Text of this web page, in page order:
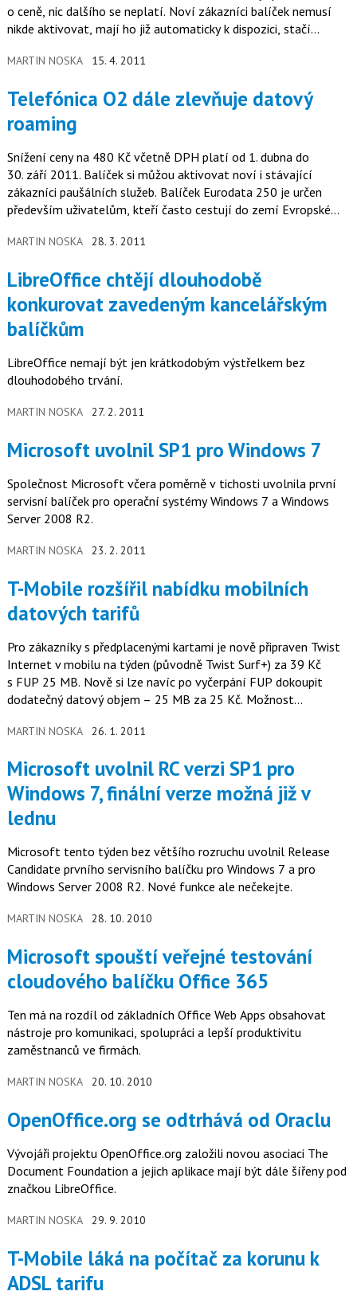
o ceně, nic dalšího se neplatí. Noví zákazníci balíček nemusí
nikde aktivovat, mají ho již automaticky k dispozici, stačí
MARTIN NOSKA 15. 4. 2011
Telefónica O2 dále zlevňuje datový
roaming
Snížení ceny na 480 Kč včetně DPH platí od 1. dubna do
30. září 2011. Balíček si můžou aktivovat noví i stávající
zákazníci paušálních služeb. Balíček Eurodata 250 je určen
především uživatelům, kteří často cestují do zemí Evropské
MARTIN NOSKA 28. 3. 2011
LibreOffice chtějí dlouhodobě
konkurovat zavedeným kancelářským
balíčkům
LibreOffice nemají být jen krátkodobým výstřelkem bez
dlouhodobého trvání.
MARTIN NOSKA 27. 2. 2011
Microsoft uvolnil SP1 pro Windows 7
Společnost Microsoft včera poměrně v tichosti uvolnila první
servisní balíček pro operační systémy Windows 7 a Windows
Server 2008 R2.
MARTIN NOSKA 23. 2. 2011
T-Mobile rozšířil nabídku mobilních
datových tarifů
Pro zákazníky s předplacenými kartami je nově připraven Twist
Internet v mobilu na týden (původně Twist Surf+) za 39 Kč
s FUP 25 MB. Nově si lze navíc po vyčerpání FUP dokoupit
dodatečný datový objem – 25 MB za 25 Kč. Možnost
MARTIN NOSKA 26. 1. 2011
Microsoft uvolnil RC verzi SP1 pro
Windows 7, finální verze možná již v
lednu
Microsoft tento týden bez většího rozruchu uvolnil Release
Candidate prvního servisního balíčku pro Windows 7 a pro
Windows Server 2008 R2. Nové funkce ale nečekejte.
MARTIN NOSKA 28. 10. 2010
Microsoft spouští veřejné testování
cloudového balíčku Office 365
Ten má na rozdíl od základních Office Web Apps obsahovat
nástroje pro komunikaci, spolupráci a lepší produktivitu
zaměstnanců ve firmách.
MARTIN NOSKA 20. 10. 2010
OpenOffice.org se odtrhává od Oraclu
Vývojáři projektu OpenOffice.org založili novou asociaci The
Document Foundation a jejich aplikace mají být dále šířeny pod
značkou LibreOffice.
MARTIN NOSKA 29. 9. 2010
T-Mobile láká na počítač za korunu k
ADSL tarifu